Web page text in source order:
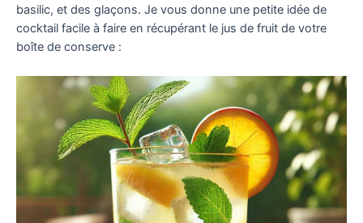
basilic, et des glaçons. Je vous donne une petite idée de
cocktail facile à faire en récupérant le jus de fruit de votre
boîte de conserve :